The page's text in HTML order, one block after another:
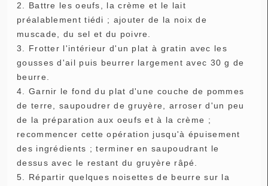
2. Battre les oeufs, la crème et le lait
préalablement tiédi ; ajouter de la noix de
muscade, du sel et du poivre.
3. Frotter l'intérieur d'un plat à gratin avec les
gousses d'ail puis beurrer largement avec 30 g de
beurre.
4. Garnir le fond du plat d'une couche de pommes
de terre, saupoudrer de gruyère, arroser d'un peu
de la préparation aux oeufs et à la crème ;
recommencer cette opération jusqu'à épuisement
des ingrédients ; terminer en saupoudrant le
dessus avec le restant du gruyère râpé.
5. Répartir quelques noisettes de beurre sur la